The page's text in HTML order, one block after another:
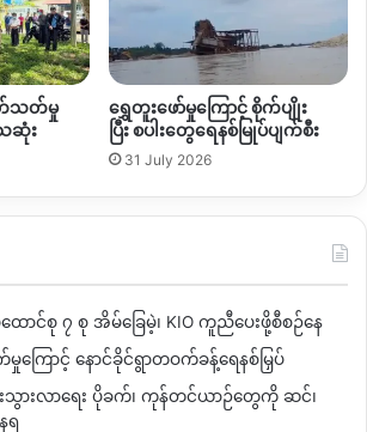
တွေလည်းရှိတယ်၊ အဲ့တာကြောင့် ခရီးသွား
ျဖြစ်ဖို့၊ အပင်တွေဘာတွေ အရမ်းကြီးမခုတ်
ပြောသည်။
းလာခြင်းသည် နောက်လာမည့်ခရီးသည်များ
ဖြစ်လာရုံသာမက ခရီးသည်များအနေဖြင့်
ခြေအနေသို့ ရောက်ရှိလာနိုင်ကြောင်း
ြောသည်။
မှစတင်ကာ ပူတာအိုမြို့သို့
လာရောက်
အများစုမှာ
နိုင်ငံခြားသားများဖြစ်ပြီး
တွင်မှု နိုင်ငံခြားသားများထက် ပြည်တွင်း
ပြားလာကြောင်း သိရသည်။
တ်သတ်မှု
ဆုံး
ရွှေတူးဖော်မှုကြောင့် စိုက်ပျိုး
ပြီး စပါးတွေရေနစ်မြုပ်ပျက်စီး
31 July 2026
ောင်စု ၇ စု အိမ်ခြေမဲ့၊ KIO ကူညီပေးဖို့စီစဉ်နေ
ကြောင့် နောင်ခိုင်ရွာတဝက်ခန့်ရေနစ်မြှပ်
သွားလာရေး ပိုခက်၊ ကုန်တင်ယာဉ်တွေကို ဆင်၊
ရ